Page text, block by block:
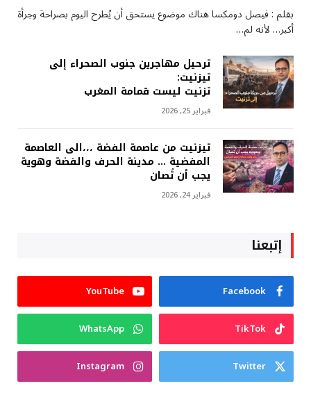
بقلم : فيصل دومكسا هناك موضوع يستحق أن يُطرح اليوم بصراحة وجرأة
أكبر… لأنه لم…
ترحيل مهاجرين جنوب الصحراء إلى
تيزنيت:
تزنيت ليست قمامة المغرب
فبراير 25, 2026
تيزنيت من عاصمة الفضة ،،،الى العاصمة
المفضية … مدينة الحرف والفضة وهوية
يجب أن تُصان
فبراير 24, 2026
إتبعنا
Facebook
YouTube
TikTok
WhatsApp
Twitter
Instagram